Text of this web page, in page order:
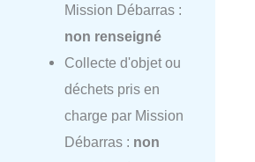
Mission Débarras :
non renseigné
Collecte d'objet ou
déchets pris en
charge par Mission
Débarras : non